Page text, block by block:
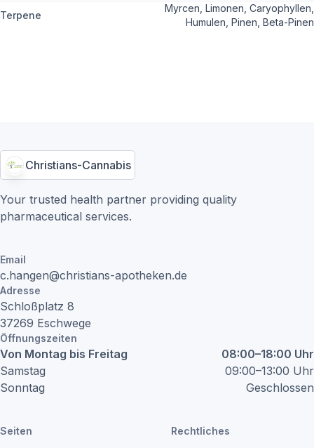
Terpene
Myrcen, Limonen, Caryophyllen,
Humulen, Pinen, Beta-Pinen
Christians-Cannabis
Your trusted health partner providing quality
pharmaceutical services.
Email
c.hangen@christians-apotheken.de
Adresse
Schloßplatz 8
37269 Eschwege
Öffnungszeiten
Von Montag bis Freitag
08:00–18:00 Uhr
Samstag
09:00–13:00 Uhr
Sonntag
Geschlossen
Seiten Rechtliches